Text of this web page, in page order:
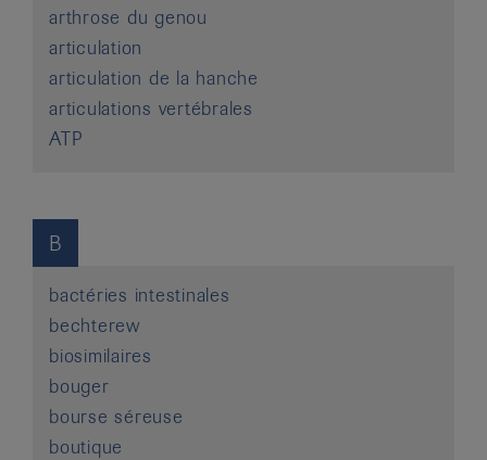
arthrose du genou
articulation
articulation de la hanche
articulations vertébrales
ATP
B
bactéries intestinales
bechterew
biosimilaires
bouger
bourse séreuse
boutique